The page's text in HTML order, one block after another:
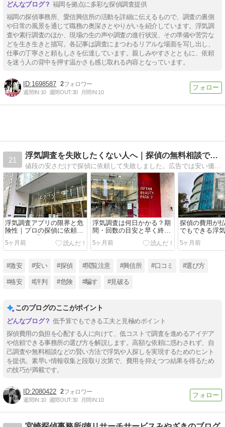
福岡を拠点に多彩な探偵調査提供
福岡の探偵事務所、愛信興信所の活動を詳細に伝えるもので、調査の裏側
や日常の風景を通じて職務の奥深さとやりがいを紹介しています。浮気調
査や素行調査のほか、現場の生の声や調査の進行状況、その準備や苦労な
どを生き生きと描写。各記事は調査にまつわるリアルな場面を写し出し、
仕事の丁寧さと頼もしさを伝達しています。親しみやすさとともに、依頼
を迷う人の背中を押す温かさも感じ取れる内容となっています。
1698587 2
週間IN:10 週間OUT:30 月間IN:10
21
浮気調査を失敗したくない人へ｜探偵の無料相談で分かる真実注意
浮気調査アプリの限界と危
険性｜プロの探偵に依頼す
べき3つの理由
5ヶ月前
浮気調査は何日かかる？期
間・回数の目安と早く終わ
らせるためのポイント
5ヶ月前
探偵の費用が
でもできる浮
と相談先
5ヶ月前
#激安 #安い #探偵 #閲覧注意 #興信所 #口コミ #選び方
#格安 #評判 #危険 #騙す #見破る
このブログのここがポイント
低予算でもできる工夫と見極めポイント
探偵費用の負担を心配する人に向けて、低コストで調査を進めるアイデア
や信頼できる事務所の選び方を解説します。高額な依頼に惑わされず、自
己調査や無料相談などの賢い方法で浮気や人探しを実現するためのヒント
を提供。素早い情報収集と段取り次第で、費用を抑えつつ結果を得るため
の技巧が満載です。
2080422 2
週間IN:10 週間OUT:30 月間IN:10